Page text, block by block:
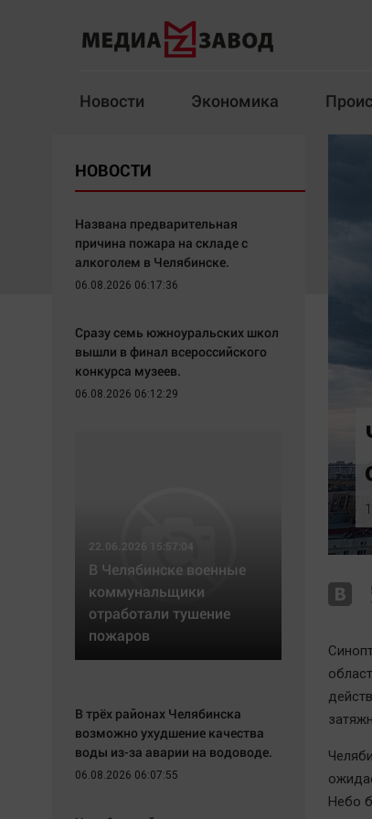
Новости Экономика
Здоровье
Архив
Наша победа
Общество
Политика
Мнения
Спорт
Технологии
XX век: криминальные
Медиаграмотность
Небо
НОВОСТИ
Названа предварительная
причина пожара на складе с
алкоголем в Челябинске.
06.08.2026 06:17:36
Сразу семь южноуральских школ
вышли в финал всероссийского
конкурса музеев.
06.08.2026 06:12:29
22.06.2026 15:57:04
В Челябинске военные
коммунальщики
отработали тушение
пожаров
В трёх районах Челябинска
возможно ухудшение качества
воды из-за аварии на водоводе.
06.08.2026 06:07:55